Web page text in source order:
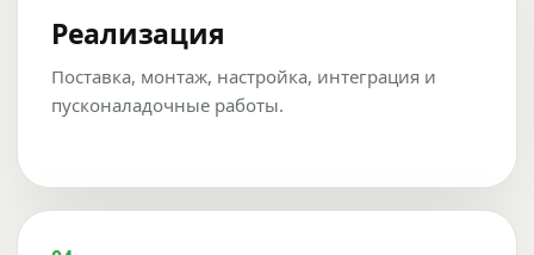
Реализация
Поставка, монтаж, настройка, интеграция и
пусконаладочные работы.